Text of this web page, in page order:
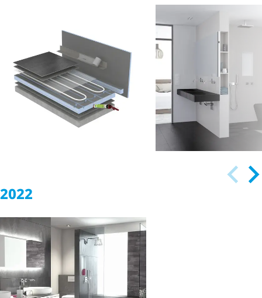
van het wedi
systeem en
waterdicht concept
Doucheplezier in
plaats van bad –
slimme
met plug-and-
systeem van
Energieke badka­
mer­re­no­vatie:
Energiekosten
verminderen
2022